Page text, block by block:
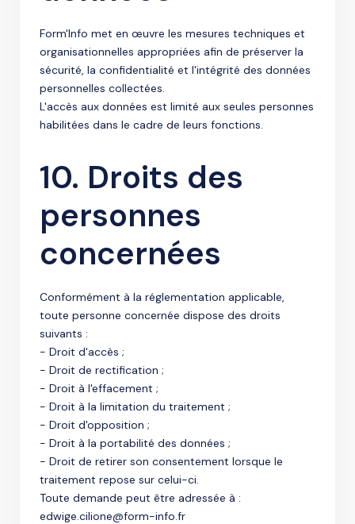
Form'Info met en œuvre les mesures techniques et
organisationnelles appropriées afin de préserver la
sécurité, la confidentialité et l'intégrité des données
personnelles collectées.
L'accès aux données est limité aux seules personnes
habilitées dans le cadre de leurs fonctions.
10. Droits des
personnes
concernées
Conformément à la réglementation applicable,
toute personne concernée dispose des droits
suivants :
- Droit d'accès ;
- Droit de rectification ;
- Droit à l'effacement ;
- Droit à la limitation du traitement ;
- Droit d'opposition ;
- Droit à la portabilité des données ;
- Droit de retirer son consentement lorsque le
traitement repose sur celui-ci.
Toute demande peut être adressée à :
edwige.cilione@form-info.fr